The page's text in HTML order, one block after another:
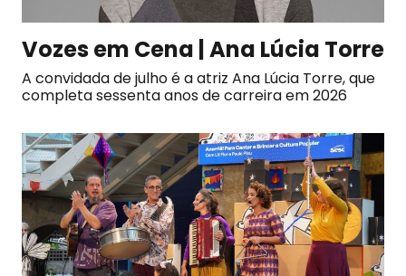
Vozes em Cena | Ana Lúcia Torre
A convidada de julho é a atriz Ana Lúcia Torre, que
completa sessenta anos de carreira em 2026